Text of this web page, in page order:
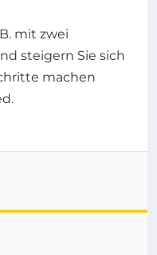
mit zwei
steigern Sie sich
machen